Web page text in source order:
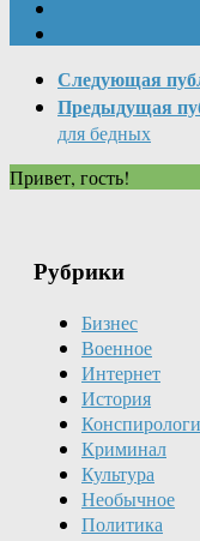
Следующая
Предыдущая
для бедных
Привет, гость!
Рубрики
Бизнес
Военное
Интернет
История
Криминал
Культура
Необычное
Политика